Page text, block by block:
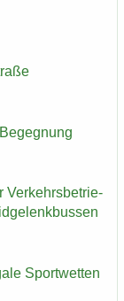
Ver­kehrs­be­trie­
Sport­wet­ten